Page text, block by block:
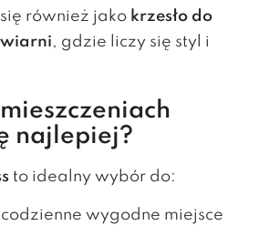
również jako krzesło do
, gdzie liczy się styl i
najlepiej?
to idealny wybór do:
wygodne miejsce